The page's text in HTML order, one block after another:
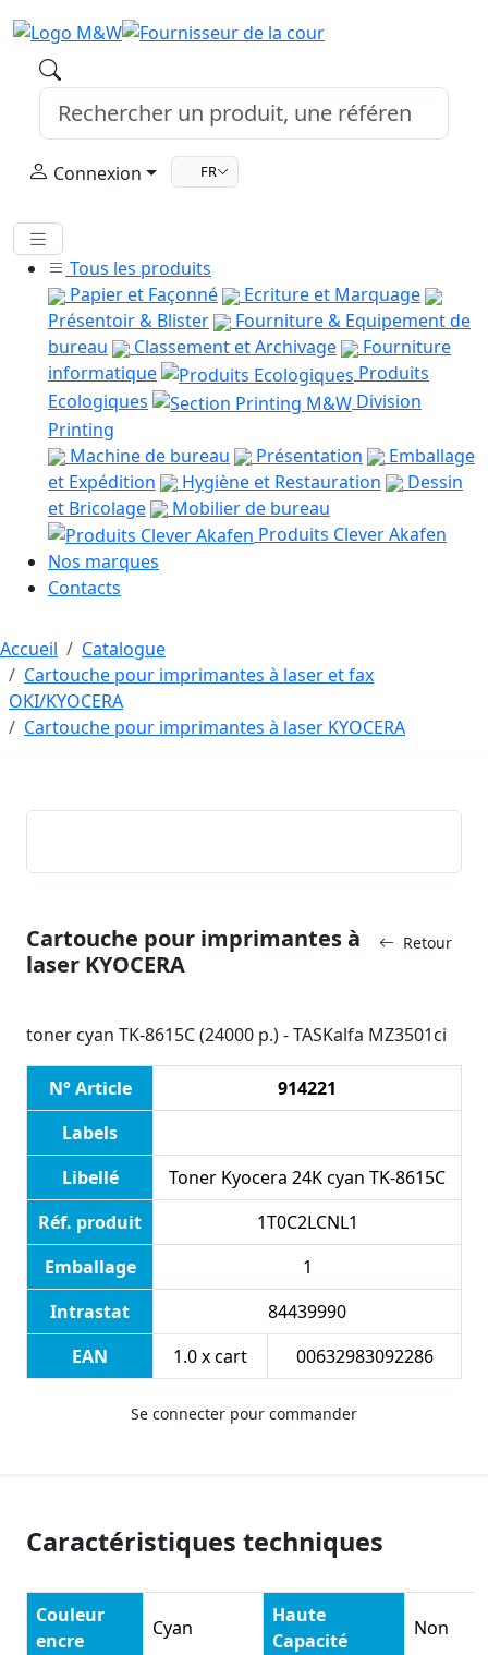
Connexion FR
Tous les produits
Papier et Façonné
Ecriture et Marquage
Présentoir & Blister
Fourniture & Equipement de
bureau
Classement et Archivage
Fourniture
informatique
Produits
Ecologiques
Division
Printing
Machine de bureau
Présentation
Emballage
et Expédition
Hygiène et Restauration
Dessin
et Bricolage
Mobilier de bureau
Produits Clever Akafen
Nos marques
Contacts
Accueil
Catalogue
Cartouche pour imprimantes à laser et fax
OKI/KYOCERA
Cartouche pour imprimantes à laser KYOCERA
Retour
Cartouche pour imprimantes à
laser KYOCERA
toner cyan TK-8615C (24000 p.) - TASKalfa MZ3501ci
N° Article
914221
Labels
Libellé
Toner Kyocera 24K cyan TK-8615C
Réf. produit
1T0C2LCNL1
Emballage
1
Intrastat
84439990
EAN
1.0 x cart 00632983092286
Se connecter pour commander
Caractéristiques techniques
Couleur
encre
Cyan
Haute
Capacité
Non